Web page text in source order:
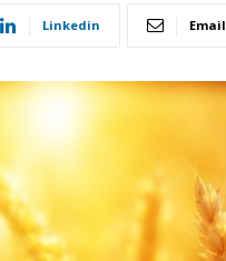
Linkedin Email